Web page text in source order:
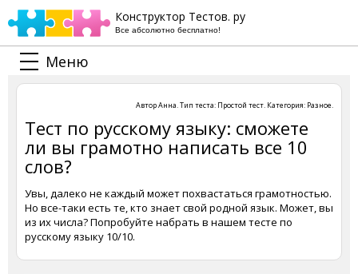
Конструктор Тестов. ру
Все абсолютно бесплатно!
Меню
АвторАнна. Тип теста: Простой тест. Категория: Разное.
Тест по русскому языку: сможете
ли вы грамотно написать все 10
слов?
Увы, далеко не каждый может похвастаться грамотностью.
Но все-таки есть те, кто знает свой родной язык. Может, вы
из их числа? Попробуйте набрать в нашем тесте по
русскому языку 10/10.